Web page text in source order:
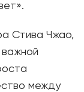
Стива Чжао,
между